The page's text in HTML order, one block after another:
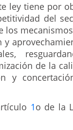
ley tiene por
del
los
y
de la
y
1o de la